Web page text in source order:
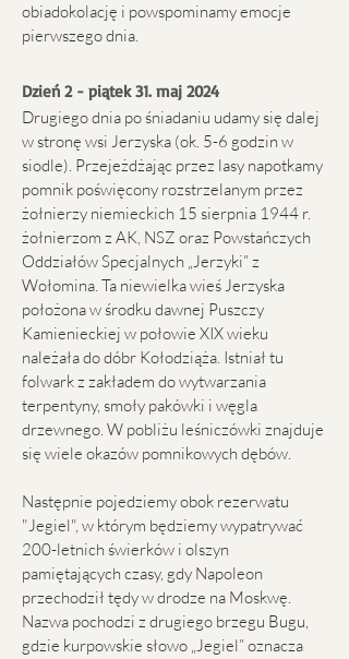
obiadokolację i powspominamy emocje
pierwszego dnia.
Dzień 2 - piątek 31. maj 2024
Drugiego dnia po śniadaniu udamy się dalej
w stronę wsi Jerzyska (ok. 5-6 godzin w
siodle). Przejeżdżając przez lasy napotkamy
pomnik poświęcony rozstrzelanym przez
żołnierzy niemieckich 15 sierpnia 1944 r.
żołnierzom z AK, NSZ oraz Powstańczych
Oddziałów Specjalnych „Jerzyki” z
Wołomina. Ta niewielka wieś Jerzyska
położona w środku dawnej Puszczy
Kamienieckiej w połowie XIX wieku
należała do dóbr Kołodziąża. Istniał tu
folwark z zakładem do wytwarzania
terpentyny, smoły pakówki i węgla
drzewnego. W pobliżu leśniczówki znajduje
się wiele okazów pomnikowych dębów.
Następnie pojedziemy obok rezerwatu
"Jegiel", w którym będziemy wypatrywać
200-letnich świerków i olszyn
pamiętających czasy, gdy Napoleon
przechodził tędy w drodze na Moskwę.
Nazwa pochodzi z drugiego brzegu Bugu,
gdzie kurpowskie słowo „Jegiel” oznacza